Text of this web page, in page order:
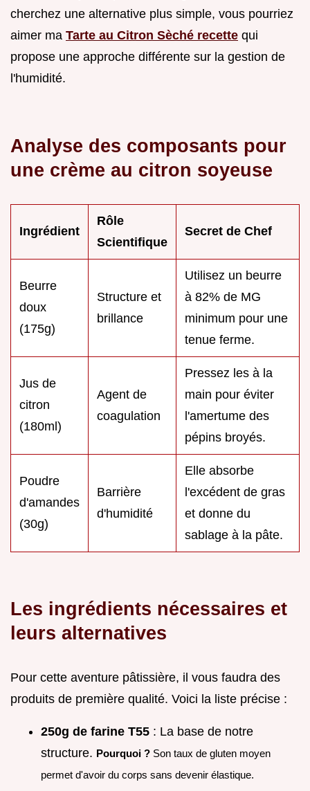
cherchez une alternative plus simple, vous pourriez
aimer ma Tarte au Citron Sèché recette qui
propose une approche différente sur la gestion de
l'humidité.
Analyse des composants pour
une crème au citron soyeuse
Ingrédient
Rôle
Scientifique
Secret de Chef
Beurre
doux
(175g)
Structure et
brillance
Utilisez un beurre
à 82% de MG
minimum pour une
tenue ferme.
Jus de
citron
(180ml)
Agent de
coagulation
Pressez les à la
main pour éviter
l'amertume des
pépins broyés.
Poudre
d'amandes
(30g)
Barrière
d'humidité
Elle absorbe
l'excédent de gras
et donne du
sablage à la pâte.
Les ingrédients nécessaires et
leurs alternatives
Pour cette aventure pâtissière, il vous faudra des
produits de première qualité. Voici la liste précise :
250g de farine T55 : La base de notre
structure. Pourquoi ? Son taux de gluten moyen
permet d'avoir du corps sans devenir élastique.